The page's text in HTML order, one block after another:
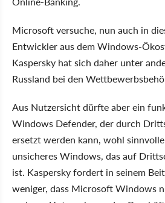
Microsoft versuche, nun auch in
Entwickler aus dem Windows-
Kaspersky hat sich daher unter
Russland bei den
Aus Nutzersicht dürfte aber ein
Windows Defender, der durch
ersetzt werden kann, wohl
unsicheres Windows, das auf
ist. Kaspersky fordert in seinem
weniger, dass Microsoft Windows